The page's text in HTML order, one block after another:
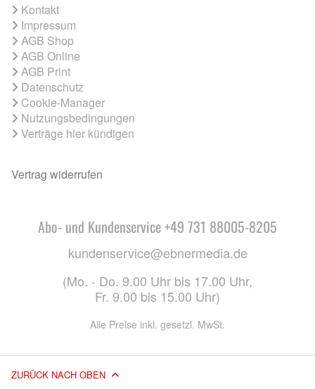
Kontakt
Impressum
AGB Shop
AGB Online
AGB Print
Datenschutz
Cookie-Manager
Nutzungsbedingungen
Verträge hier kündigen
Vertrag widerrufen
Abo- und Kundenservice +49 731 88005-8205
kundenservice@ebnermedia.de
(Mo. - Do. 9.00 Uhr bis 17.00 Uhr,
Fr. 9.00 bis 15.00 Uhr)
Alle Preise inkl. gesetzl. MwSt.
ZURÜCK NACH OBEN